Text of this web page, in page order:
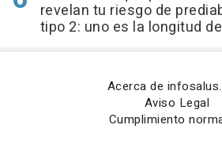
revelan tu riesgo de
tipo 2: uno es la longitud
Acerca de
Aviso Legal
Cumplimiento